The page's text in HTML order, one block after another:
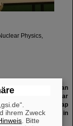
Physics,
to Dr. Stephan
Institute for Nuclear
Penning-trap
hyperfine splitting in
ihrem Zweck
. Bitte